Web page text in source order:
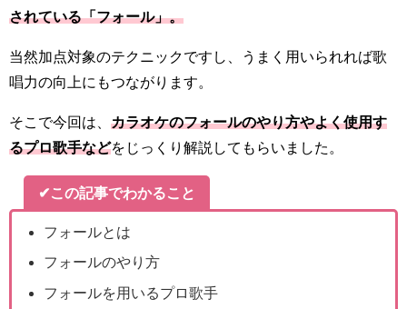
されている「フォール」。
当然加点対象のテクニックですし、うまく用いられれば歌
唱力の向上にもつながります。
そこで今回は、 カラオケのフォールのやり方やよく使用す
るプロ歌手などをじっくり解説してもらいました。
✔この記事でわかること
フォールとは
フォールのやり方
フォールを用いるプロ歌手